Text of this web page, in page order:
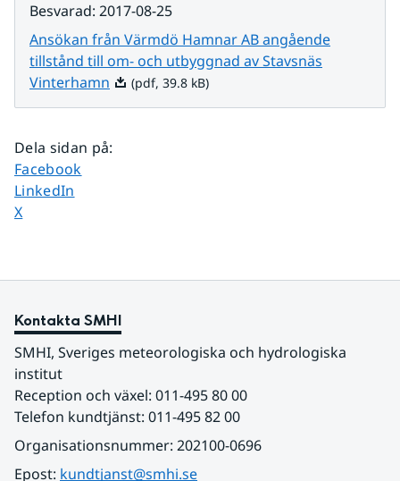
Besvarad: 2017-08-25
Ansökan från Värmdö Hamnar AB angående
tillstånd till om- och utbyggnad av Stavsnäs
Vinterhamn Pdf, 39.8 kB.
(pdf, 39.8 kB)
Dela sidan på:
Dela sidan på
Facebook
Dela sidan på
LinkedIn
Dela sidan på
X
Kontakta SMHI
SMHI, Sveriges meteorologiska och hydrologiska
institut
Reception och växel: 011-495 80 00
Telefon kundtjänst: 011-495 82 00
Organisationsnummer: 202100-0696
Epost: kundtjanst@smhi.se